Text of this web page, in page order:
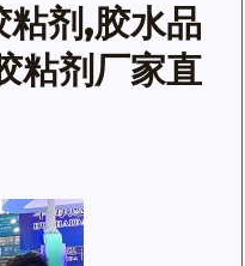
粘剂,胶水品
粘剂厂家直